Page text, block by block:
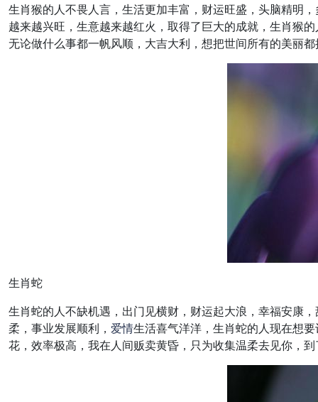
生肖猴的人不畏人言，生活更加丰富，财运旺盛，头脑精明
越来越兴旺，生意越来越红火，取得了巨大的成就，生肖猴
无论做什么事都一帆风顺，大吉大利，想把世间所有的美丽
生肖蛇
生肖蛇的人不缺机遇，出门见横财，财运起大浪，幸福安康
柔，事业发展顺利， 爱情生活喜气洋洋，生肖蛇的人现在想
花，效率极高，我在人间贩卖黄昏，只为收集温柔去见你，